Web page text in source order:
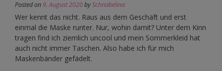
Posted on9. August 2020bySchnabelina
Wer kennt das nicht. Raus aus dem Geschäft und erst
einmal die Maske runter. Nur, wohin damit? Unter dem Kinn
tragen find ich ziemlich uncool und mein Sommerkleid hat
auch nicht immer Taschen. Also habe ich für mich
Maskenbänder gefädelt.